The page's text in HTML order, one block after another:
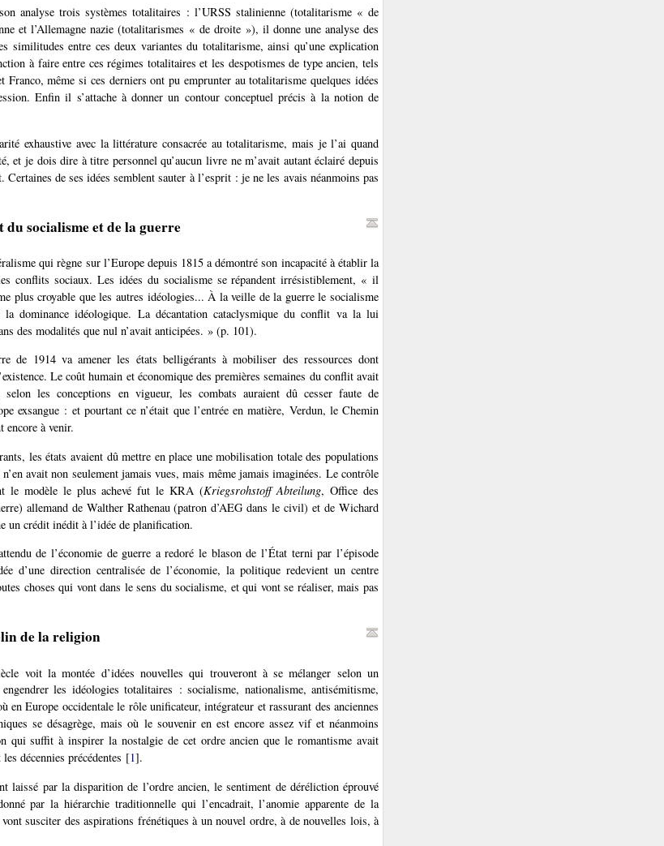
analyse trois systèmes totalitaires : l’URSS stalinienne (totalitarisme « de
et l’Allemagne nazie (totalitarismes « de droite »), il donne une analyse des
similitudes entre ces deux variantes du totalitarisme, ainsi qu’une explication
à faire entre ces régimes totalitaires et les despotismes de type ancien, tels
Franco, même si ces derniers ont pu emprunter au totalitarisme quelques idées
Enfin il s’attache à donner un contour conceptuel précis à la notion de
exhaustive avec la littérature consacrée au totalitarisme, mais je l’ai quand
et je dois dire à titre personnel qu’aucun livre ne m’avait autant éclairé depuis
de ses idées semblent sauter à l’esprit : je ne les avais néanmoins pas
socialisme et de la guerre
qui règne sur l’Europe depuis 1815 a démontré son incapacité à établir la
conflits sociaux. Les idées du socialisme se répandent irrésistiblement, « il
plus croyable que les autres idéologies... À la veille de la guerre le socialisme
la dominance idéologique. La décantation cataclysmique du conflit va la lui
des modalités que nul n’avait anticipées. » (p. 101).
de 1914 va amener les états belligérants à mobiliser des ressources dont
Le coût humain et économique des premières semaines du conflit avait
les conceptions en vigueur, les combats auraient dû cesser faute de
exsangue : et pourtant ce n’était que l’entrée en matière, Verdun, le Chemin
encore à venir.
les états avaient dû mettre en place une mobilisation totale des populations
avait non seulement jamais vues, mais même jamais imaginées. Le contrôle
le modèle le plus achevé fut le KRA (Kriegsrohstoff Abteilung, Office des
allemand de Walther Rathenau (patron d’AEG dans le civil) et de Wichard
un crédit inédit à l’idée de planification.
de l’économie de guerre a redoré le blason de l’État terni par l’épisode
d’une direction centralisée de l’économie, la politique redevient un centre
choses qui vont dans le sens du socialisme, et qui vont se réaliser, mais pas
de la religion
voit la montée d’idées nouvelles qui trouveront à se mélanger selon un
les idéologies totalitaires : socialisme, nationalisme, antisémitisme,
en Europe occidentale le rôle unificateur, intégrateur et rassurant des anciennes
se désagrège, mais où le souvenir en est encore assez vif et néanmoins
qui suffit à inspirer la nostalgie de cet ordre ancien que le romantisme avait
décennies précédentes [1].
laissé par la disparition de l’ordre ancien, le sentiment de déréliction éprouvé
par la hiérarchie traditionnelle qui l’encadrait, l’anomie apparente de la
susciter des aspirations frénétiques à un nouvel ordre, à de nouvelles lois, à